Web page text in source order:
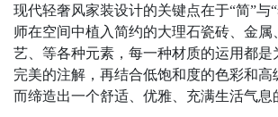
现代轻奢风家装设计的关键点在于“简”与
师在空间中植入简约的大理石瓷砖、金属
艺、等各种元素，每一种材质的运用都是
完美的注解，再结合低饱和度的色彩和高
而缔造出一个舒适、优雅、充满生活气息